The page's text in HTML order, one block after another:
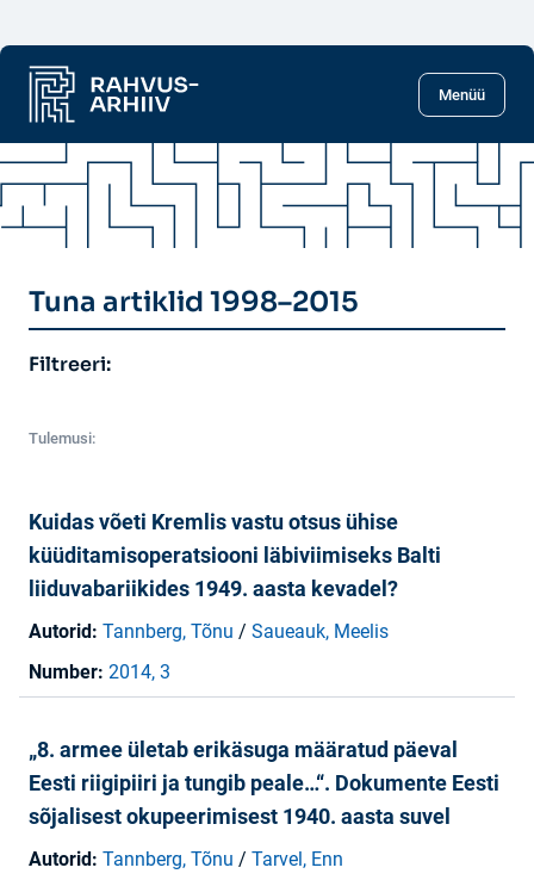
Menüü
Tuna artiklid 1998–2015
Filtreeri:
Tulemusi:
Kuidas võeti Kremlis vastu otsus ühise
küüditamisoperatsiooni läbiviimiseks Balti
liiduvabariikides 1949. aasta kevadel?
Autorid: Tannberg, Tõnu / Saueauk, Meelis
Number: 2014, 3
„8. armee ületab erikäsuga määratud päeval
Eesti riigipiiri ja tungib peale…“. Dokumente Eesti
sõjalisest okupeerimisest 1940. aasta suvel
Autorid: Tannberg, Tõnu / Tarvel, Enn